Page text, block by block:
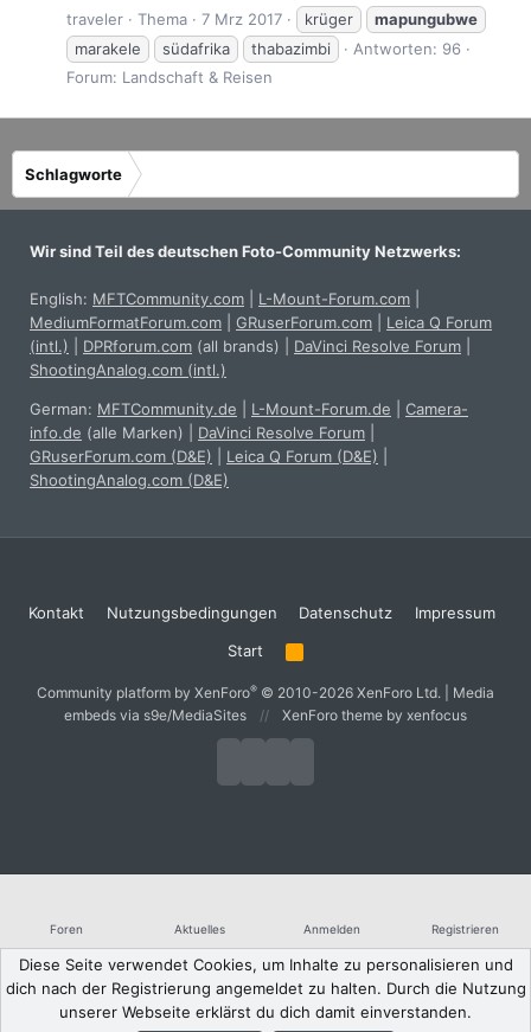
traveler Thema 7 Mrz 2017 krüger
mapungubwe
marakele
südafrika thabazimbi
Antworten: 96
Forum: Landschaft & Reisen
Schlagworte
Wir sind Teil des deutschen Foto-Community Netzwerks:
English: MFTCommunity.com L-Mount-Forum.com
MediumFormatForum.com
GRuserForum.com
Leica Q Forum
(intl.)
DPRforum.com (all brands) DaVinci Resolve Forum
ShootingAnalog.com (intl.)
German: MFTCommunity.de L-Mount-Forum.de
Camera-
info.de (alle Marken) DaVinci Resolve Forum
GRuserForum.com (D&E)
Leica Q Forum (D&E)
ShootingAnalog.com (D&E)
Kontakt Nutzungsbedingungen Datenschutz
Impressum
Start
R
Community platform by XenForo® © 2010-2026 XenForo Ltd.
Media
embeds via s9e/MediaSites
XenForo theme by xenfocus
Foren Aktuelles Anmelden Registrieren
Diese Seite verwendet Cookies, um Inhalte zu personalisieren und
dich nach der Registrierung angemeldet zu halten. Durch die Nutzung
unserer Webseite erklärst du dich damit einverstanden.